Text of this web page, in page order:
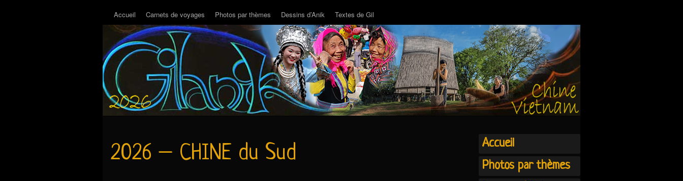
Accueil Carnets de voyages Photos par thèmes Dessins d’Anik Textes de Gil
2026 – CHINE du Sud
Accueil
Photos par thèmes